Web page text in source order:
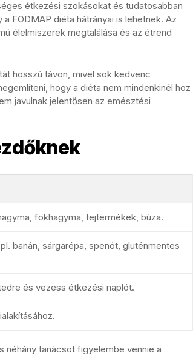
étkezési szokásokat és tudatosabban
FODMAP diéta hátrányai is lehetnek. Az
élelmiszerek megtalálása és az étrend
hosszú távon, mivel sok kedvenc
hogy a diéta nem mindenkinél hoz
javulnak jelentősen az emésztési
fokhagyma, tejtermékek, búza.
banán, sárgarépa, spenót, gluténmentes
és vezess étkezési naplót.
néhány tanácsot figyelembe vennie a